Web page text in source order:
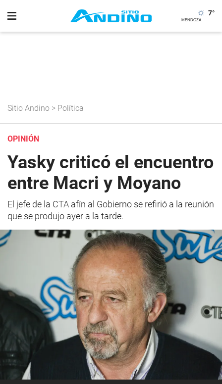
7°
Sitio Andino > Política
OPINIÓN
Yasky criticó el encuentro
entre Macri y Moyano
El jefe de la CTA afín al Gobierno se refirió a la reunión
que se produjo ayer a la tarde.